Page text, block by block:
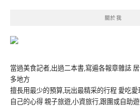
關於我
當過美食記者,出過二本書,寫遍各報章雜誌
多地方
擅長用最少的預算,玩出最精采的行程 愛吃
自己的心得 親子旅遊,小資旅行,跟團或自助